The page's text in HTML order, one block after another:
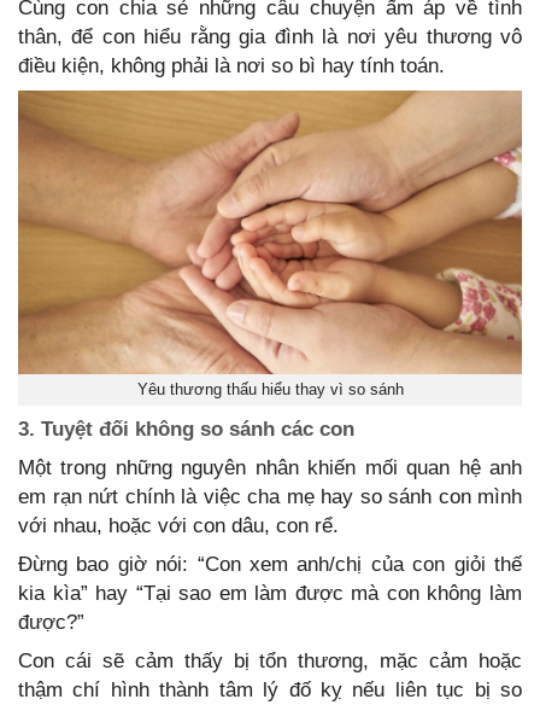
Cùng con chia sẻ những câu chuyện ấm áp về tình
thân, để con hiểu rằng gia đình là nơi yêu thương vô
điều kiện, không phải là nơi so bì hay tính toán.
Yêu thương thấu hiểu thay vì so sánh
3. Tuyệt đối không so sánh các con
Một trong những nguyên nhân khiến mối quan hệ anh
em rạn nứt chính là việc cha mẹ hay so sánh con mình
với nhau, hoặc với con dâu, con rể.
Đừng bao giờ nói: “Con xem anh/chị của con giỏi thế
kia kìa” hay “Tại sao em làm được mà con không làm
được?”
Con cái sẽ cảm thấy bị tổn thương, mặc cảm hoặc
thậm chí hình thành tâm lý đố kỵ nếu liên tục bị so